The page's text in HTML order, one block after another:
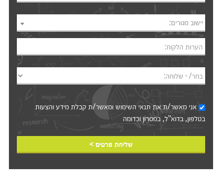
יישוב מגורים:
הערות הלקוח:
בחר/ י שלוחה:
אני מאשר/ת אתתנאי השימושומאשר/ת קבלת מידע והצעות
בטלפון, בדוא"ל, במסרון וכדומה‎‎
שליחת פרטים >